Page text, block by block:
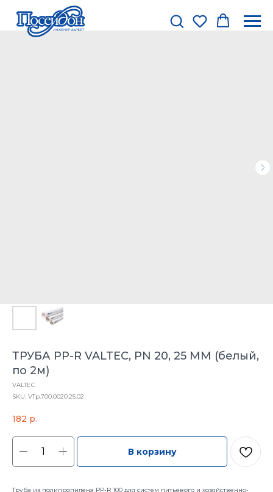
ТРУБА PP-R VALTEC, PN 20, 25 MM (белый,
по 2м)
VALTEC
SKU: VTp.700.0020.25.02
182 р.
В корзину
Труба из полипропилена PP-R 100 для систем питьевого и хозяйственно-